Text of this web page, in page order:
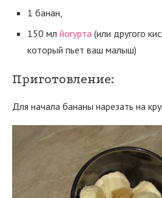
1 банан,
150 мл йогурта (или другого
который пьет ваш малыш)
Приготовление:
Для начала бананы нарезать на